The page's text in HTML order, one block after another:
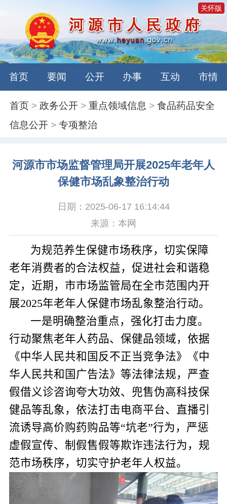
关怀版
首页 要闻 公开 办事 互动 市情
首页 >政务公开 >重点领域信息 >食品药品安全
信息公开 >专项整治
河源市市场监督管理局开展2025年老年人
保健市场乱象整治行动
日期：2025-06-17 16:14:44
来源：本网
为规范养生保健市场秩序，切实保障
老年消费者的合法权益，促进社会和谐稳
定，近期，市市场监管局在全市范围内开
展2025年老年人保健市场乱象整治行动。
一是明确整治重点，强化打击力度。
行动聚焦老年人药品、保健品领域，依据
《中华人民共和国反不正当竞争法》《中
华人民共和国广告法》等法律法规，严查
假借义诊咨询夸大功效、兜售伪高科技保
健品等乱象，依法打击电商平台、直播引
流诱导高价购药购品等“坑老”行为，严惩
虚假宣传、制假售假等欺诈违法行为，规
范市场秩序，切实守护老年人权益。